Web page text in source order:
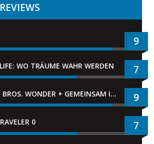
9
WO TRÄUME WAHR WERDEN 7
SUPER MARIO BROS. WONDER + GEMEINSAM IM BELLABEL-PARK 9
0 7